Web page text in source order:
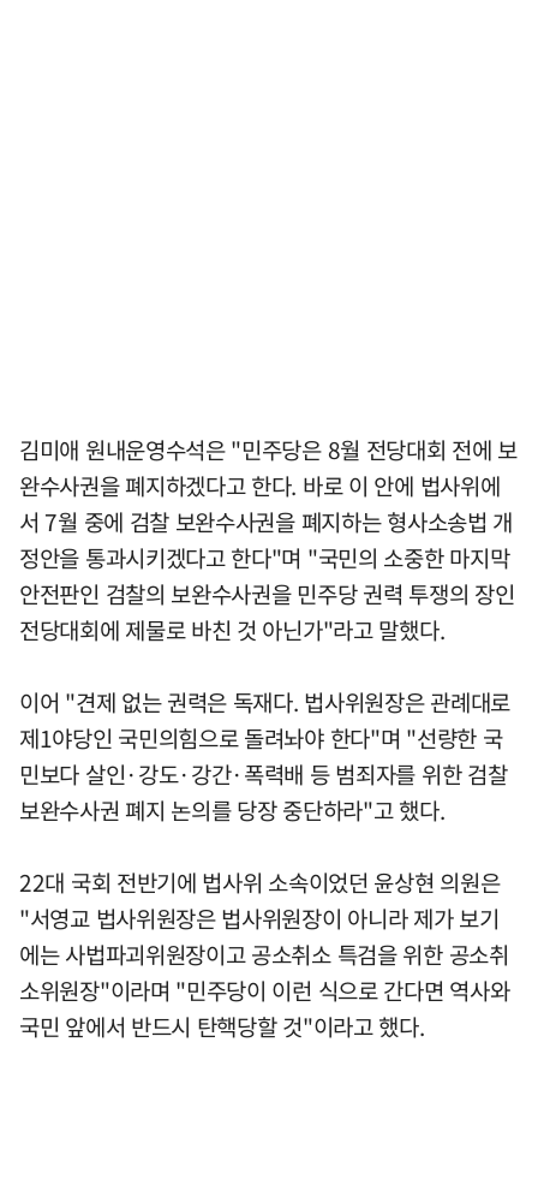
김미애 원내운영수석은 "민주당은 8월 전당대회 전에 보
완수사권을 폐지하겠다고 한다. 바로 이 안에 법사위에
서 7월 중에 검찰 보완수사권을 폐지하는 형사소송법 개
정안을 통과시키겠다고 한다"며 "국민의 소중한 마지막
안전판인 검찰의 보완수사권을 민주당 권력 투쟁의 장인
전당대회에 제물로 바친 것 아닌가"라고 말했다.
이어 "견제 없는 권력은 독재다. 법사위원장은 관례대로
제1야당인 국민의힘으로 돌려놔야 한다"며 "선량한 국
민보다 살인·강도·강간·폭력배 등 범죄자를 위한 검찰
보완수사권 폐지 논의를 당장 중단하라"고 했다.
22대 국회 전반기에 법사위 소속이었던 윤상현 의원은
"서영교 법사위원장은 법사위원장이 아니라 제가 보기
에는 사법파괴위원장이고 공소취소 특검을 위한 공소취
소위원장"이라며 "민주당이 이런 식으로 간다면 역사와
국민 앞에서 반드시 탄핵당할 것"이라고 했다.